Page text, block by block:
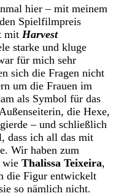
hier – mit meinem
Spielfilmpreis
mit Harvest
starke und kluge
für mich sehr
sich die Fragen nicht
um die Frauen im
als Symbol für das
die Hexe,
– und schließlich
dass ich all das mit
Wir haben zum
wie Thalissa Teixeira,
die Figur entwickelt
so nämlich nicht.